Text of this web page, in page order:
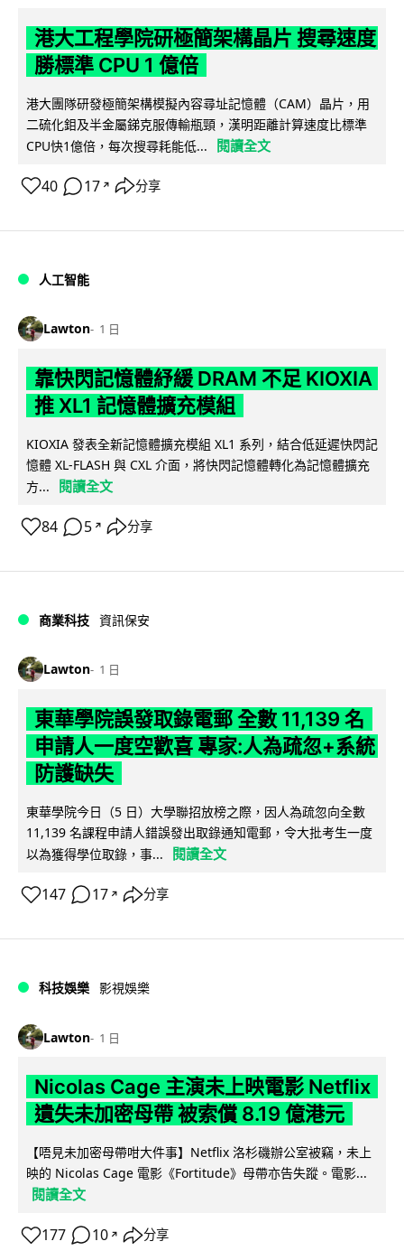
港大工程學院研極簡架構晶片 搜尋速度
勝標準 CPU 1 億倍
港大團隊研發極簡架構模擬內容尋址記憶體（CAM）晶片，用
二硫化鉬及半金屬銻克服傳輸瓶頸，漢明距離計算速度比標準
CPU快1億倍，每次搜尋耗能低...
閱讀全文
40 17 ↗ 分享
人工智能
Lawton 1 日
靠快閃記憶體紓緩 DRAM 不足 KIOXIA
推 XL1 記憶體擴充模組
KIOXIA 發表全新記憶體擴充模組 XL1 系列，結合低延遲快閃記
憶體 XL-FLASH 與 CXL 介面，將快閃記憶體轉化為記憶體擴充
方...
閱讀全文
84 5 ↗ 分享
商業科技 資訊保安
Lawton 1 日
東華學院誤發取錄電郵 全數 11,139 名
申請人一度空歡喜 專家:人為疏忽+系統
防護缺失
東華學院今日（5 日）大學聯招放榜之際，因人為疏忽向全數
11,139 名課程申請人錯誤發出取錄通知電郵，令大批考生一度
以為獲得學位取錄，事...
閱讀全文
147 17 ↗ 分享
科技娛樂 影視娛樂
Lawton 1 日
Nicolas Cage 主演未上映電影 Netflix
遺失未加密母帶 被索償 8.19 億港元
【唔見未加密母帶咁大件事】Netflix 洛杉磯辦公室被竊，未上
映的 Nicolas Cage 電影《Fortitude》母帶亦告失蹤。電影...
閱讀全文
177 10 ↗ 分享